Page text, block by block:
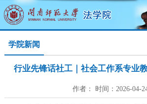
学院新闻
行业先锋话社工｜社会工作系专业
作者： 时间：2026-04-